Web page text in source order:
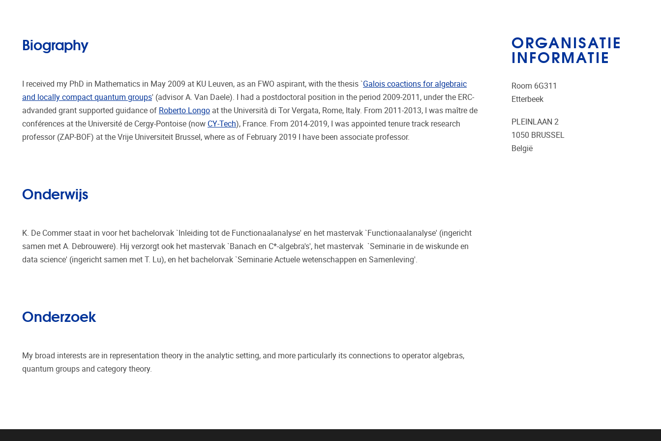
Biography
I received my PhD in Mathematics in May 2009 at KU Leuven, as an FWO aspirant, with the thesis `Galois coactions for algebraic
and locally compact quantum groups' (advisor A. Van Daele). I had a postdoctoral position in the period 2009-2011, under the ERC-
advanded grant supported guidance of Roberto Longo at the Università di Tor Vergata, Rome, Italy. From 2011-2013, I was maître de
conférences at the Université de Cergy-Pontoise (now CY-Tech), France. From 2014-2019, I was appointed tenure track research
professor (ZAP-BOF) at the Vrije Universiteit Brussel, where as of February 2019 I have been associate professor.
Onderwijs
K. De Commer staat in voor het bachelorvak `Inleiding tot de Functionaalanalyse' en het mastervak `Functionaalanalyse' (ingericht
samen met A. Debrouwere). Hij verzorgt ook het mastervak `Banach en C*-algebra's', het mastervak `Seminarie in de wiskunde en
data science' (ingericht samen met T. Lu), en het bachelorvak `Seminarie Actuele wetenschappen en Samenleving'.
Onderzoek
My broad interests are in representation theory in the analytic setting, and more particularly its connections to operator algebras,
quantum groups and category theory.
ORGANISATIE
INFORMATIE
Room 6G311
Etterbeek
PLEINLAAN 2
1050 BRUSSEL
België